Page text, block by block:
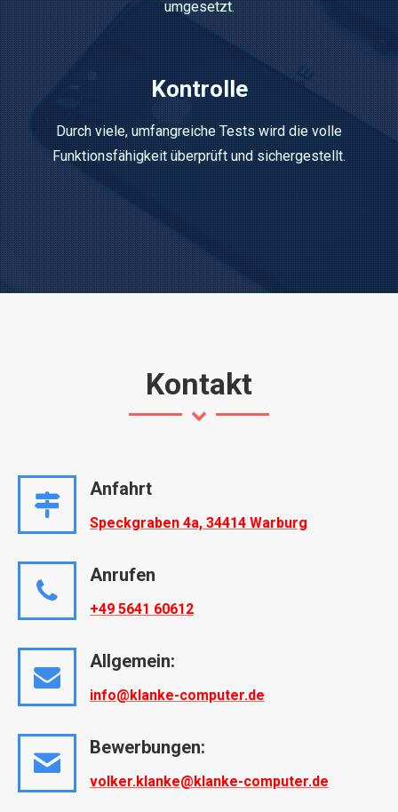
umgesetzt.
Kontrolle
Durch viele, umfangreiche Tests wird die volle
Funktionsfähigkeit überprüft und sichergestellt.
Kontakt
Anfahrt
Speckgraben 4a, 34414 Warburg
Anrufen
+49 5641 60612
Allgemein:
info@klanke-computer.de
Bewerbungen:
volker.klanke@klanke-computer.de